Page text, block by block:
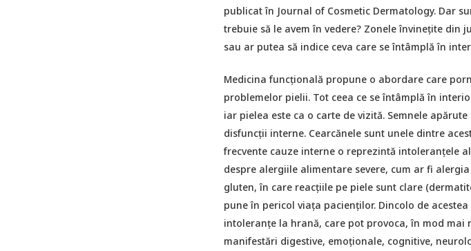
publicat în Journal of Cosmetic Dermatology. Dar
trebuie să le avem în vedere? Zonele învinețite
sau ar putea să indice ceva care se întâmplă în
Medicina funcțională propune o abordare care
problemelor pielii. Tot ceea ce se întâmplă în
iar pielea este ca o carte de vizită. Semnele
disfuncții interne. Cearcănele sunt unele dintre
frecvente cauze interne o reprezintă intoleranțele
despre alergiile alimentare severe, cum ar fi
gluten, în care reacțiile pe piele sunt clare
pune în pericol viața pacienților. Dincolo de
intoleranțe la hrană, care pot provoca, în mod mai
manifestări digestive, emoționale, cognitive,